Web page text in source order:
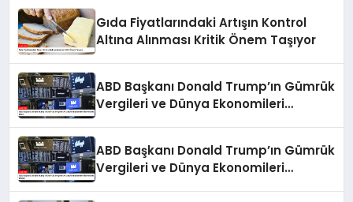
Gıda Fiyatlarındaki Artışın Kontrol
Altına Alınması Kritik Önem Taşıyor
ABD Başkanı Donald Trump’ın Gümrük
Vergileri ve Dünya Ekonomileri
ABD Başkanı Donald Trump’ın Gümrük
Vergileri ve Dünya Ekonomileri